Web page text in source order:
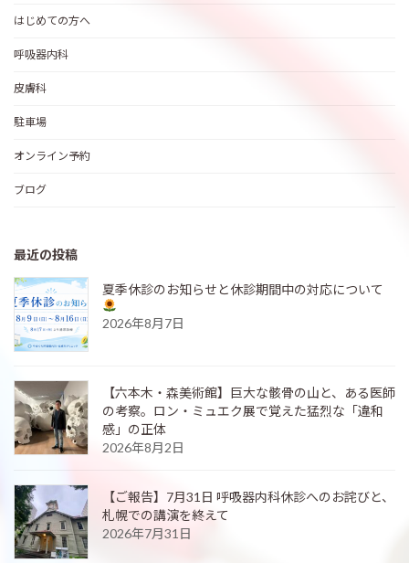
はじめての方へ
呼吸器内科
皮膚科
駐車場
オンライン予約
ブログ
最近の投稿
夏季休診のお知らせと休診期間中の対応について
2026年8月7日
【六本木・森美術館】巨大な骸骨の山と、ある医師
の考察。ロン・ミュエク展で覚えた猛烈な「違和
感」の正体
2026年8月2日
【ご報告】7月31日 呼吸器内科休診へのお詫びと、
札幌での講演を終えて
2026年7月31日